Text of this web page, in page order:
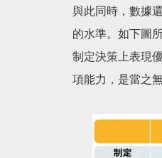
與此同時，數據
的水準。如下圖
制定決策上表現
項能力，是當之